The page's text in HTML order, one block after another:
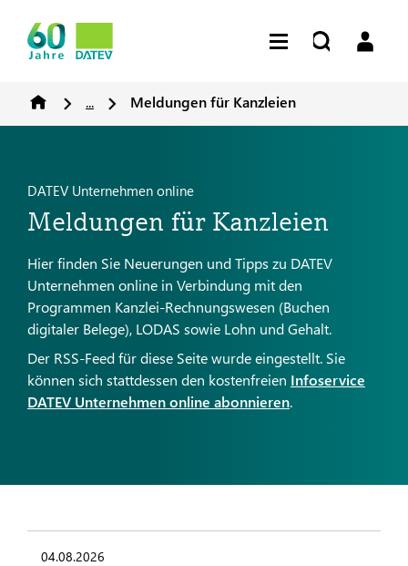
... Meldungen für Kanzleien
DATEV Unternehmen online
Meldungen für Kanzleien
Hier finden Sie Neuerungen und Tipps zu DATEV
Unternehmen online in Verbindung mit den
Programmen Kanzlei-Rechnungswesen (Buchen
digitaler Belege), LODAS sowie Lohn und Gehalt.
Der RSS-Feed für diese Seite wurde eingestellt. Sie
können sich stattdessen den kostenfreien Infoservice
DATEV Unternehmen online abonnieren.
04.08.2026